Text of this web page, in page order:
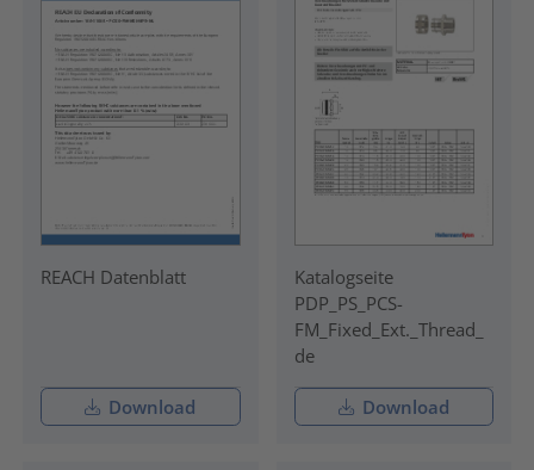
REACH Datenblatt
Download
Katalogseite
PDP_PS_PCS-
FM_Fixed_Ext._Thread_
de
Download